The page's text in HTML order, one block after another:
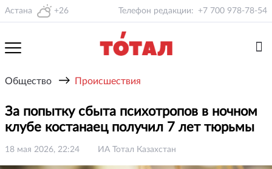
Астана +26 Телефон редакции: +7 700 978-78-54
Общество → Происшествия
За попытку сбыта психотропов в ночном
клубе костанаец получил 7 лет тюрьмы
18 мая 2026, 22:24 ИА Тотал Казахстан